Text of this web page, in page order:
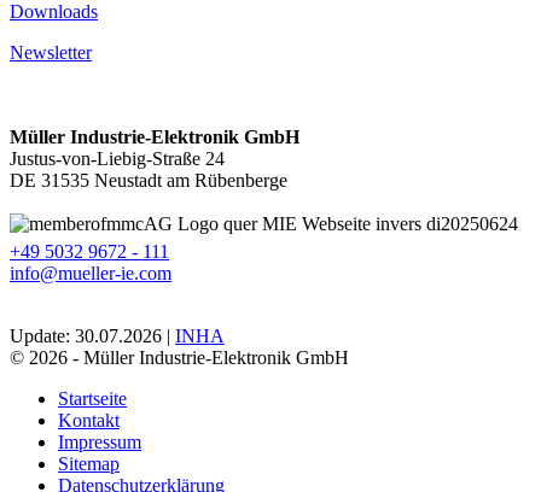
Downloads
Newsletter
Müller Industrie-Elektronik GmbH
Justus-von-Liebig-Straße 24
DE 31535 Neustadt am Rübenberge
+49 5032 9672 - 111
info@mueller-ie.com
Update: 30.07.2026 | INHA
© 2026 - Müller Industrie-Elektronik GmbH
Startseite
Kontakt
Impressum
Sitemap
Datenschutzerklärung